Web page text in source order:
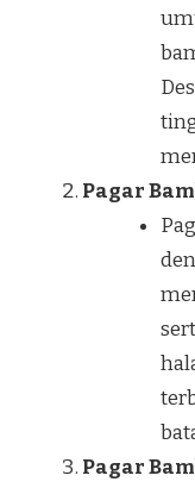
Pagar
Pagar